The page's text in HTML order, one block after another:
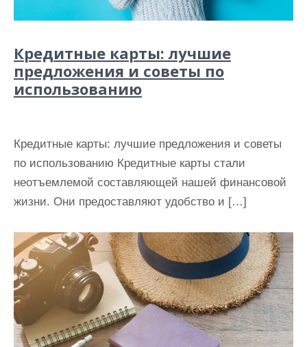
Кредитные карты: лучшие
предложения и советы по
использованию
Кредитные карты: лучшие предложения и советы
по использованию Кредитные карты стали
неотъемлемой составляющей нашей финансовой
жизни. Они предоставляют удобство и […]